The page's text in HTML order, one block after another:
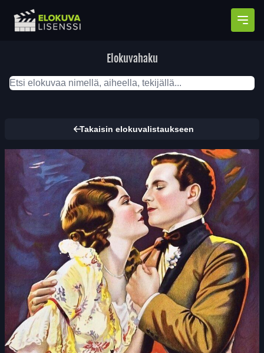
Elokuvahaku
Takaisin elokuvalistaukseen